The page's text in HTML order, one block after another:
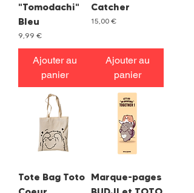
"Tomodachi"
Bleu
Prix
9,99 €
Ajouter au
panier
Catcher
Prix
15,00 €
Ajouter au
panier
Tote Bag Toto Marque-pages